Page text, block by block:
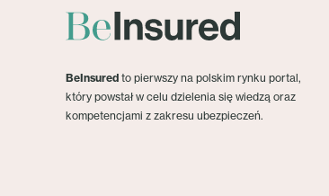
BeInsured to pierwszy na polskim rynku portal,
który powstał w celu dzielenia się wiedzą oraz
kompetencjami z zakresu ubezpieczeń.